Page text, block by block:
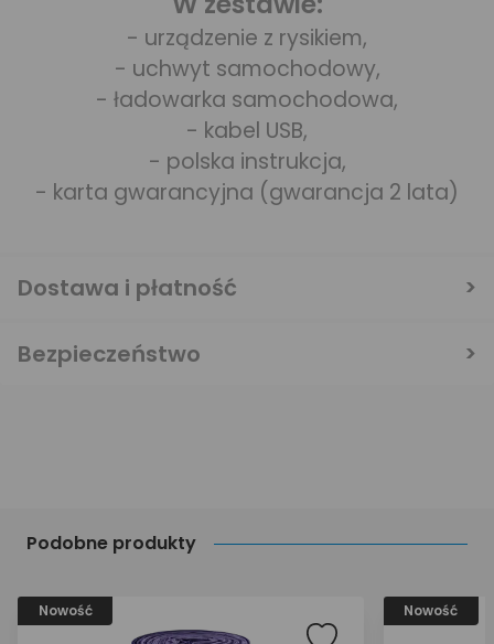
Podobne produkty
Nowość Nowość
- urządzenie z rysikiem,
- uchwyt samochodowy,
- ładowarka samochodowa,
- kabel USB,
- polska instrukcja,
- karta gwarancyjna (gwarancja 2 lata)
Dostawa i płatność
Bezpieczeństwo